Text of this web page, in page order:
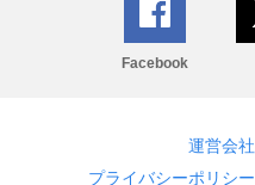
Facebook
運営会社
プライバシーポリシー